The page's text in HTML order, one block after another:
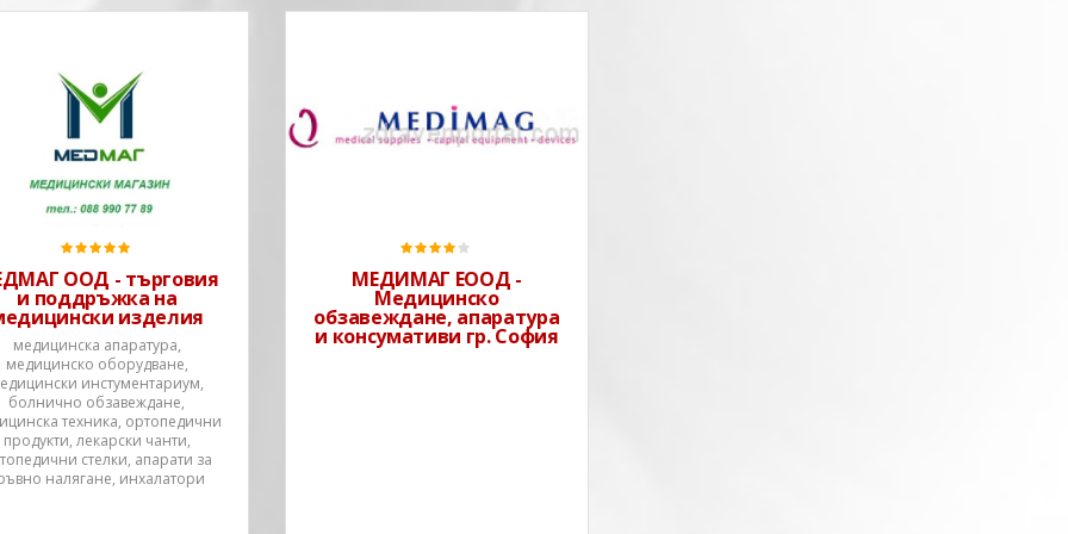
ООД - търговия
и поддръжка на
изделия
медицинска апаратура,
медицинско оборудване,
инстументариум,
болнично обзавеждане,
техника, ортопедични
продукти, лекарски чанти,
стелки, апарати за
налягане, инхалатори
МЕДИМАГ ЕООД е
регистрирана по Търговския
сервизна дейност. Базирайки
се на професионална
организация
МЕДИМАГ ЕООД -
Медицинско
обзавеждане, апаратура
и консумативи гр. София